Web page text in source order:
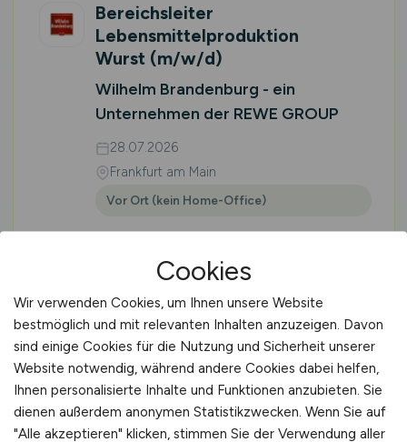
Bereichsleiter
Lebensmittelproduktion
Wurst (m/w/d)
Wilhelm Brandenburg - ein
Unternehmen der REWE GROUP
28.07.2026
Frankfurt am Main
Vor Ort (kein Home-Office)
1 2 3 vor
🌱 STELLENMARKT
Cookies
Wir verwenden Cookies, um Ihnen unsere Website
bestmöglich und mit relevanten Inhalten anzuzeigen. Davon
sind einige Cookies für die Nutzung und Sicherheit unserer
Website notwendig, während andere Cookies dabei helfen,
Ihnen personalisierte Inhalte und Funktionen anzubieten. Sie
dienen außerdem anonymen Statistikzwecken. Wenn Sie auf
"Alle akzeptieren" klicken, stimmen Sie der Verwendung aller